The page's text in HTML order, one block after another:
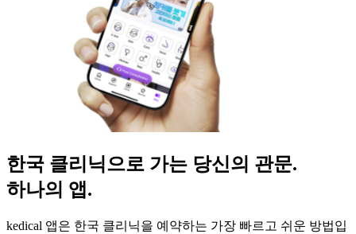
한국 클리닉으로 가는 당신의 관문.
하나의 앱.
kedical 앱은 한국 클리닉을 예약하는 가장 빠르고 쉬운 방법입